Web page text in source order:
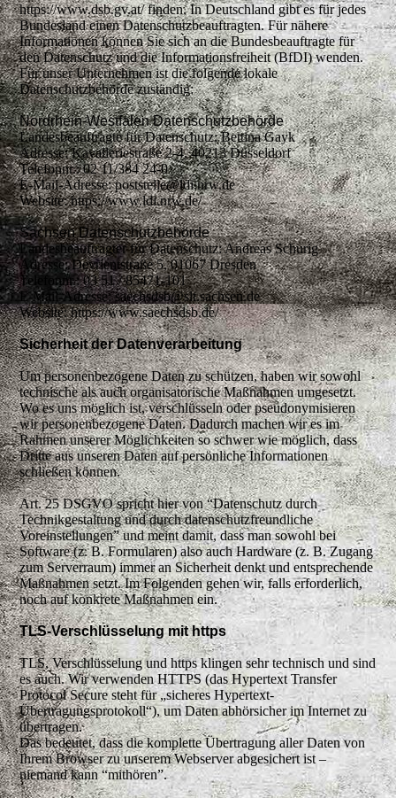
https://www.dsb.gv.at/ finden. In Deutschland gibt es für jedes
Bundesland einen Datenschutzbeauftragten. Für nähere
Informationen können Sie sich an die Bundesbeauftragte für
den Datenschutz und die Informationsfreiheit (BfDI) wenden.
Für unser Unternehmen ist die folgende lokale
Datenschutzbehörde zuständig:
Nordrhein-Westfalen Datenschutzbehörde
Landesbeauftragte für Datenschutz: Bettina Gayk
Adresse: Kavalleriestraße 2-4, 40213 Düsseldorf
Telefonnr.: 02 11/384 24-0
E-Mail-Adresse: poststelle@ldi.nrw.de
Website: https://www.ldi.nrw.de/
Sachsen Datenschutzbehörde
Landesbeauftragter für Datenschutz: Andreas Schurig
Adresse: Devrientstraße 5, 01067 Dresden
Telefonnr.: 03 51 / 85471-101
E-Mail-Adresse: saechsdsb@slt.sachsen.de
Website: https://www.saechsdsb.de/
Sicherheit der Datenverarbeitung
Um personenbezogene Daten zu schützen, haben wir sowohl
technische als auch organisatorische Maßnahmen umgesetzt.
Wo es uns möglich ist, verschlüsseln oder pseudonymisieren
wir personenbezogene Daten. Dadurch machen wir es im
Rahmen unserer Möglichkeiten so schwer wie möglich, dass
Dritte aus unseren Daten auf persönliche Informationen
schließen können.
Art. 25 DSGVO spricht hier von “Datenschutz durch
Technikgestaltung und durch datenschutzfreundliche
Voreinstellungen” und meint damit, dass man sowohl bei
Software (z. B. Formularen) also auch Hardware (z. B. Zugang
zum Serverraum) immer an Sicherheit denkt und entsprechende
Maßnahmen setzt. Im Folgenden gehen wir, falls erforderlich,
noch auf konkrete Maßnahmen ein.
TLS-Verschlüsselung mit https
TLS, Verschlüsselung und https klingen sehr technisch und sind
es auch. Wir verwenden HTTPS (das Hypertext Transfer
Protocol Secure steht für „sicheres Hypertext-
Übertragungsprotokoll“), um Daten abhörsicher im Internet zu
übertragen.
Das bedeutet, dass die komplette Übertragung aller Daten von
Ihrem Browser zu unserem Webserver abgesichert ist –
niemand kann “mithören”.